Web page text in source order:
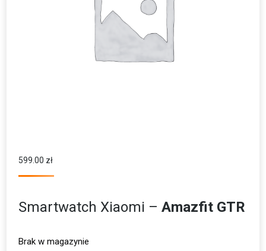
599.00 zł
Smartwatch Xiaomi –Amazfit GTR
Brak w magazynie